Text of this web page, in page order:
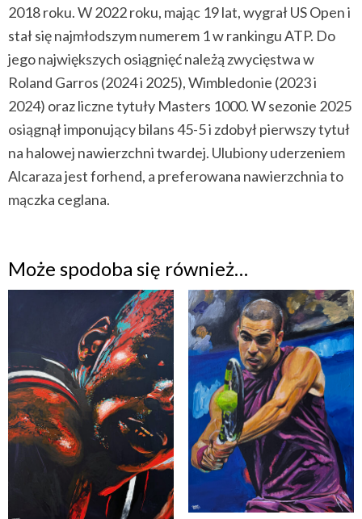
2018 roku. W 2022 roku, mając 19 lat, wygrał US Open i
stał się najmłodszym numerem 1 w rankingu ATP. Do
jego największych osiągnięć należą zwycięstwa w
Roland Garros (2024 i 2025), Wimbledonie (2023 i
2024) oraz liczne tytuły Masters 1000. W sezonie 2025
osiągnął imponujący bilans 45-5 i zdobył pierwszy tytuł
na halowej nawierzchni twardej. Ulubiony uderzeniem
Alcaraza jest forhend, a preferowana nawierzchnia to
mączka ceglana.
Może spodoba się również…